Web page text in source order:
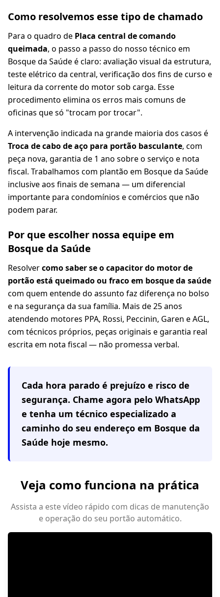
Como resolvemos esse tipo de chamado
Para o quadro de Placa central de comando
queimada, o passo a passo do nosso técnico em
Bosque da Saúde é claro: avaliação visual da estrutura,
teste elétrico da central, verificação dos fins de curso e
leitura da corrente do motor sob carga. Esse
procedimento elimina os erros mais comuns de
oficinas que só "trocam por trocar".
A intervenção indicada na grande maioria dos casos é
Troca de cabo de aço para portão basculante, com
peça nova, garantia de 1 ano sobre o serviço e nota
fiscal. Trabalhamos com plantão em Bosque da Saúde
inclusive aos finais de semana — um diferencial
importante para condomínios e comércios que não
podem parar.
Por que escolher nossa equipe em
Bosque da Saúde
Resolvercomo saber se o capacitor do motor de
portão está queimado ou fraco em bosque da saúde
com quem entende do assunto faz diferença no bolso
e na segurança da sua família. Mais de 25 anos
atendendo motores PPA, Rossi, Peccinin, Garen e AGL,
com técnicos próprios, peças originais e garantia real
escrita em nota fiscal — não promessa verbal.
Cada hora parado é prejuízo e risco de
segurança. Chame agora pelo WhatsApp
e tenha um técnico especializado a
caminho do seu endereço em Bosque da
Saúde hoje mesmo.
Veja como funciona na prática
Assista a este vídeo rápido com dicas de manutenção
e operação do seu portão automático.